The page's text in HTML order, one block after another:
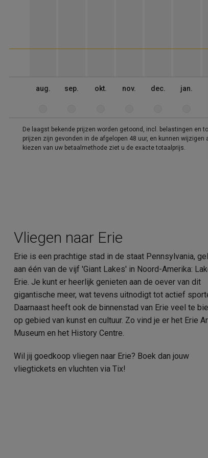
aug. sep. okt. nov. dec. jan.
De laagst bekende prijzen worden getoond, incl. belastingen en
prijzen zijn gevonden in de afgelopen 48 uur, en kunnen wijzigen
kiezen van uw betaalmethode ziet u de exacte totaalprijs.
Vliegen naar Erie
Erie is een prachtige stad in de staat Pennsylvania,
aan één van de vijf 'Giant Lakes' in Noord-Amerika:
Erie. Je kunt er heerlijk genieten aan de oever van dit
gigantische meer, wat tevens uitnodigt tot actief
Daarnaast heeft ook de binnenstad van Erie veel te
op gebied van kunst en cultuur. Zo vind je er het Erie
Museum en het History Centre.
Wil jij goedkoop vliegen naar Erie? Boek dan jouw
vliegtickets en vluchten via Tix!